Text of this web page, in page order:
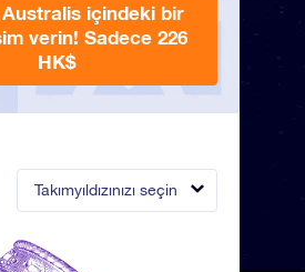
Takımyıldızınızı seçin
içindeki bir
verin! Sadece 226
HK$